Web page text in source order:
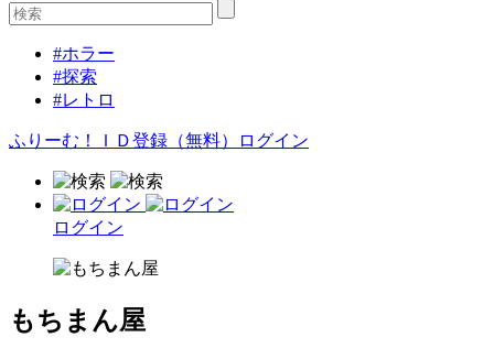
#ホラー
#探索
#レトロ
ふりーむ！ＩＤ登録（無料） ログイン
ログイン
もちまん屋